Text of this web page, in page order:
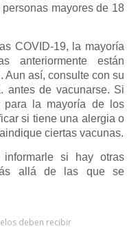
mayores de 18
COVID-19, la mayoría
anteriormente están
Aun así, consulte con su
antes de vacunarse. Si
para la mayoría de los
si tiene una alergia o
ciertas vacunas.
informarle si hay otras
allá de las que se
deben recibir